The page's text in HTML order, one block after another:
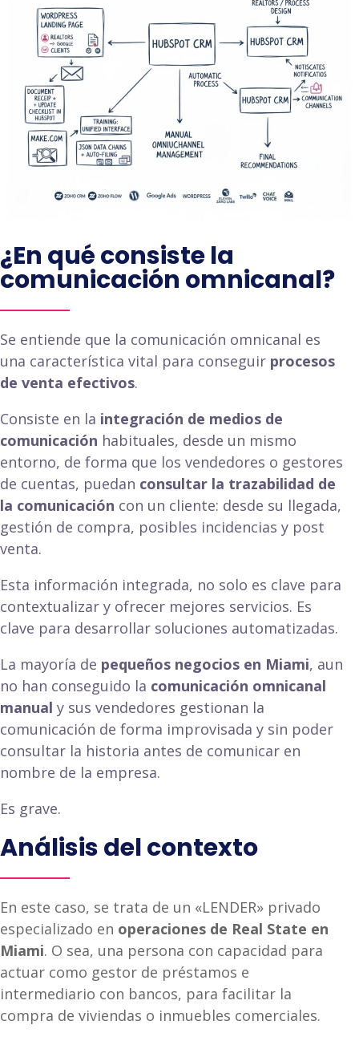
¿En qué consiste la
comunicación omnicanal?
Se entiende que la comunicación omnicanal es
una característica vital para conseguir procesos
de venta efectivos.
Consiste en la integración de medios de
comunicación habituales, desde un mismo
entorno, de forma que los vendedores o gestores
de cuentas, puedan consultar la trazabilidad de
la comunicación con un cliente: desde su llegada,
gestión de compra, posibles incidencias y post
venta.
Esta información integrada, no solo es clave para
contextualizar y ofrecer mejores servicios. Es
clave para desarrollar soluciones automatizadas.
La mayoría de pequeños negocios en Miami, aun
no han conseguido la comunicación omnicanal
manual y sus vendedores gestionan la
comunicación de forma improvisada y sin poder
consultar la historia antes de comunicar en
nombre de la empresa.
Es grave.
Análisis del contexto
En este caso, se trata de un «LENDER» privado
especializado en operaciones de Real State en
Miami. O sea, una persona con capacidad para
actuar como gestor de préstamos e
intermediario con bancos, para facilitar la
compra de viviendas o inmuebles comerciales.